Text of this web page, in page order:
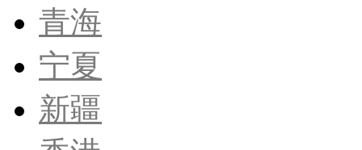
青海
宁夏
新疆